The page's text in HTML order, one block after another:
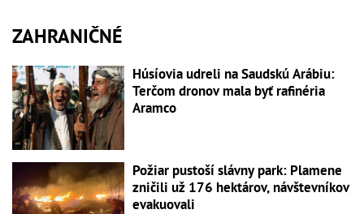
ZAHRANIČNÉ
Húsíovia udreli na Saudskú Arábiu:
Terčom dronov mala byť rafinéria
Aramco
Požiar pustoší slávny park: Plamene
zničili už 176 hektárov, návštevníkov
evakuovali